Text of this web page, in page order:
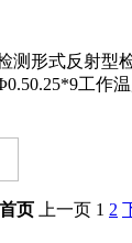
测形式反射型
工作
首页 上一页 1 2